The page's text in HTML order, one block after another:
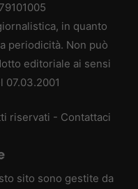
in quanto
periodicità. Non può
editoriale ai sensi
07.03.2001
riservati - Contattaci
sito sono gestite da